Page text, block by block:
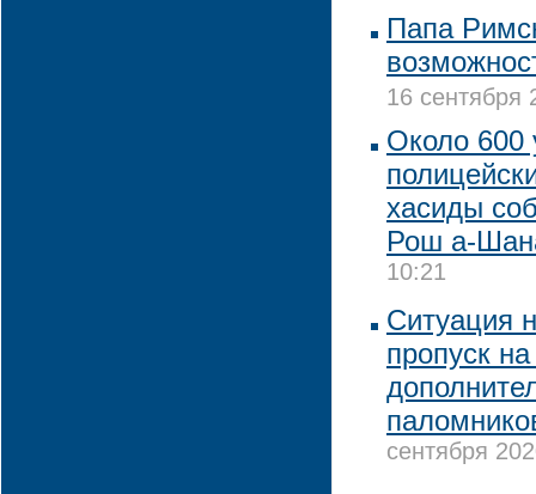
Папа
16 сентября
Около 600
хасиды
Рош а-
10:21
Ситуация
пропуск
сентября